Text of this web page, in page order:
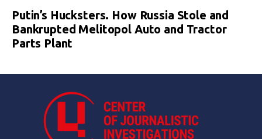
Putin’s Hucksters. How Russia Stole and
Bankrupted Melitopol Auto and Tractor
Parts Plant